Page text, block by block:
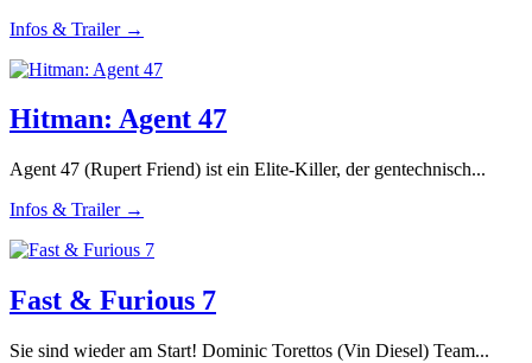
Infos & Trailer →
Hitman: Agent 47
Agent 47 (Rupert Friend) ist ein Elite-Killer, der gentechnisch...
Infos & Trailer →
Fast & Furious 7
Sie sind wieder am Start! Dominic Torettos (Vin Diesel) Team...